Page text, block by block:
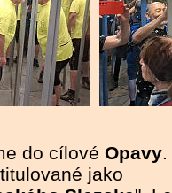
do cílové Opavy.
jako